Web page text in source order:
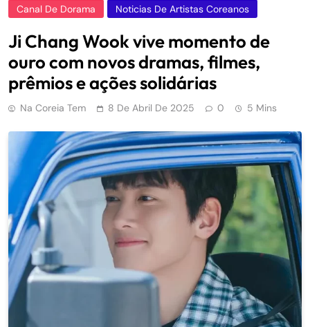
Canal De Dorama Noticias De Artistas Coreanos
Ji Chang Wook vive momento de
ouro com novos dramas, filmes,
prêmios e ações solidárias
Na Coreia Tem 8 De Abril De 2025 0 5 Mins